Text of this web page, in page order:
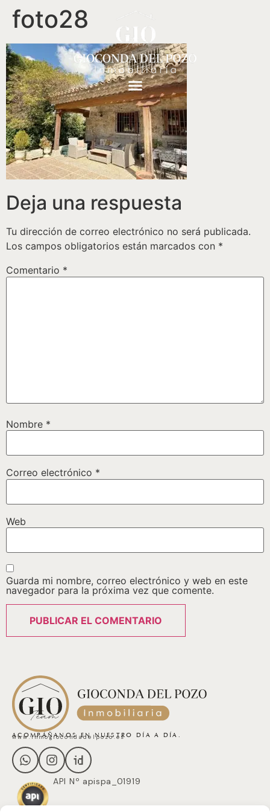
foto28
Deja una respuesta
Tu dirección de correo electrónico no será publicada.
Los campos obligatorios están marcados con *
Comentario *
Nombre *
Correo electrónico *
Web
Guarda mi nombre, correo electrónico y web en este
navegador para la próxima vez que comente.
ACOMPÁÑANOS EN NUESTRO DÍA A DÍA.
www.inmogiocondadelpozo.es
API Nº apispa_01919